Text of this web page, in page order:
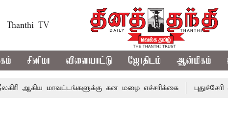
Thanthi TV
சினிமா விளையாட்டு ஜோதிடம் ஆன்மிகம்
மாவட்டங்களுக்கு கன மழை எச்சரிக்கை புதுச்சேரி